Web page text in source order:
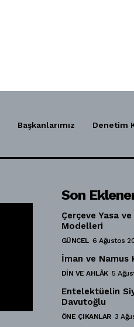
Başkanlarımız Denetim
Son
Çerçeve Yasa
Modelleri
GÜNCEL 6 Ağustos
İman ve Namus
DIN VE AHLÂK 5
Entelektüelin
Davutoğlu
ÖNE ÇIKANLAR 3